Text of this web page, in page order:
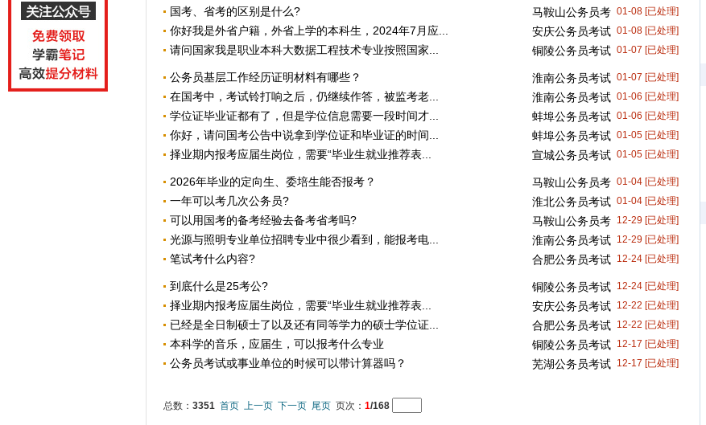
国考、省考的区别是什么?
马鞍山公务员考
试
01-08 [已处理]
你好我是外省户籍，外省上学的本科生，2024年7月应... 安庆公务员考试 01-08 [已处理]
请问国家我是职业本科大数据工程技术专业按照国家... 铜陵公务员考试 01-07 [已处理]
公务员基层工作经历证明材料有哪些？ 淮南公务员考试 01-07 [已处理]
在国考中，考试铃打响之后，仍继续作答，被监考老... 淮南公务员考试 01-06 [已处理]
学位证毕业证都有了，但是学位信息需要一段时间才... 蚌埠公务员考试 01-06 [已处理]
你好，请问国考公告中说拿到学位证和毕业证的时间... 蚌埠公务员考试 01-05 [已处理]
择业期内报考应届生岗位，需要“毕业生就业推荐表... 宣城公务员考试 01-05 [已处理]
2026年毕业的定向生、委培生能否报考？
马鞍山公务员考
试
01-04 [已处理]
一年可以考几次公务员? 淮北公务员考试 01-04 [已处理]
可以用国考的备考经验去备考省考吗?
马鞍山公务员考
试
12-29 [已处理]
光源与照明专业单位招聘专业中很少看到，能报考电... 淮南公务员考试 12-29 [已处理]
笔试考什么内容? 合肥公务员考试 12-24 [已处理]
到底什么是25考公? 铜陵公务员考试 12-24 [已处理]
择业期内报考应届生岗位，需要“毕业生就业推荐表... 安庆公务员考试 12-22 [已处理]
已经是全日制硕士了以及还有同等学力的硕士学位证... 合肥公务员考试 12-22 [已处理]
本科学的音乐，应届生，可以报考什么专业 铜陵公务员考试 12-17 [已处理]
公务员考试或事业单位的时候可以带计算器吗？ 芜湖公务员考试 12-17 [已处理]
总数： 3351 首页 上一页 下一页 尾页 页次： 1/168